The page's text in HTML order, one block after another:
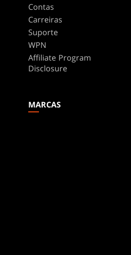
Contas
Carreiras
Suporte
WPN
Affiliate Program
Disclosure
MARCAS